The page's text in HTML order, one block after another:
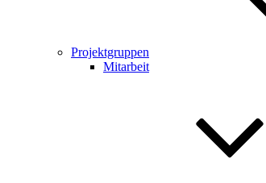
Projektgruppen
Mitarbeit